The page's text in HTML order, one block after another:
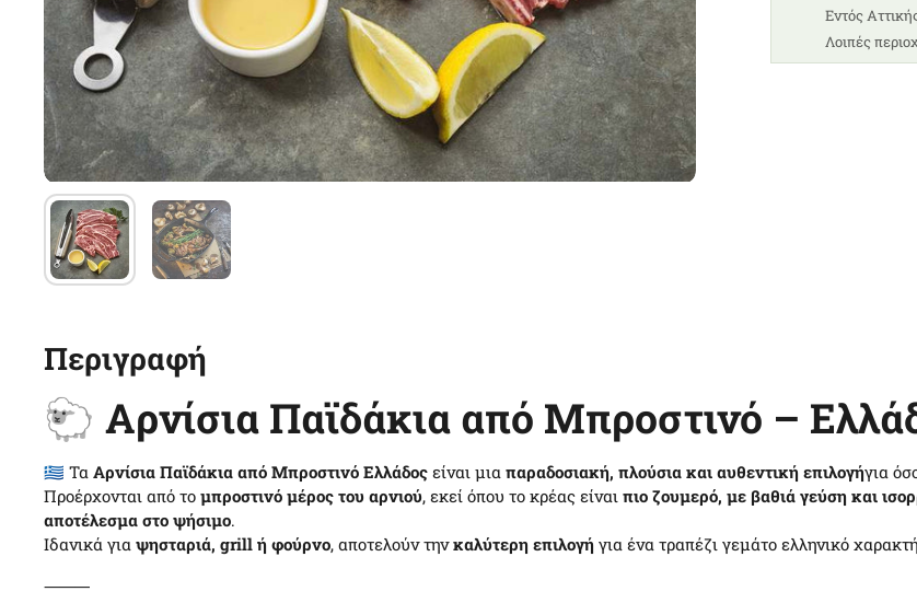
Eντός
Λοιπές
Περιγραφή
🐑 Αρνίσια Παϊδάκια από Μπροστινό –
🇬🇷 Τα Αρνίσια Παϊδάκια από Μπροστινό Ελλάδος είναι μια παραδοσιακή, πλούσια και αυθεντική επιλογήγια
Προέρχονται από το μπροστινό μέρος του αρνιού, εκεί όπου το κρέας είναι πιο ζουμερό, με βαθιά γεύση και
αποτέλεσμα στο ψήσιμο.
Ιδανικά για ψησταριά, grill ή φούρνο, αποτελούν τηνκαλύτερη επιλογή για ένα τραπέζι γεμάτο ελληνικό
⸻